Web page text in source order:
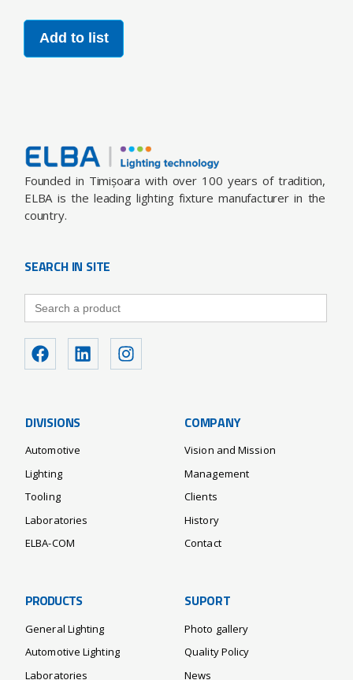
Add to list
Founded in Timișoara with over 100 years of tradition,
ELBA is the leading lighting fixture manufacturer in the
country.
SEARCH IN SITE
Search
for:
DIVISIONS
Automotive
Lighting
Tooling
Laboratories
ELBA-COM
COMPANY
Vision and Mission
Management
Clients
History
Contact
PRODUCTS
General Lighting
Automotive Lighting
Laboratories
SUPORT
Photo gallery
Quality Policy
News